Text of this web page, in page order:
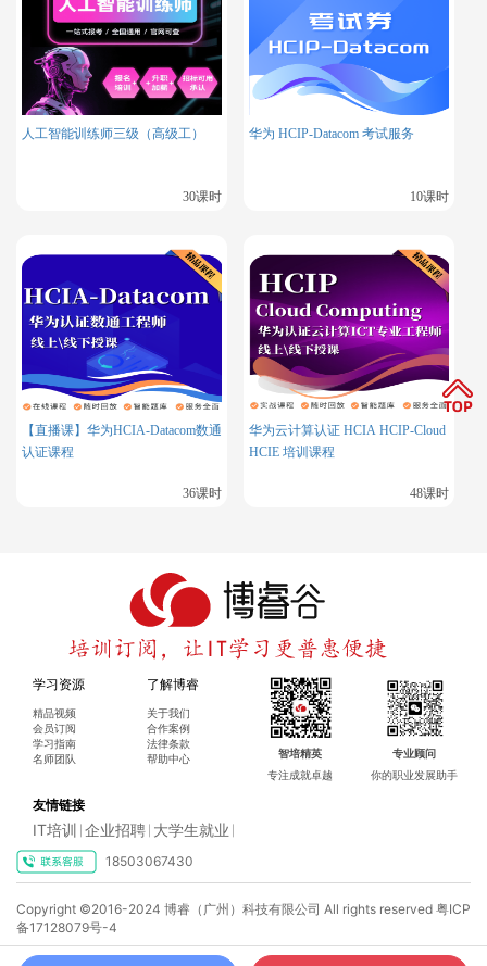
提供了更广阔的市场空间和发展机遇。
更多相关内容
华为认证体系： HCIA、HCIP、HCIE
人工智能训练师三级（高级工）
30课时
华为 HCIP-Datacom 考试服务
10课时
【直播课】华为HCIA-Datacom数通
认证课程
36课时
华为云计算认证 HCIA HCIP-Cloud
HCIE 培训课程
48课时
学习资源
精品视频
会员订阅
学习指南
名师团队
了解博睿
关于我们
合作案例
法律条款
帮助中心
智培精英
专注成就卓越
专业顾问
你的职业发展助手
友情链接
IT培训 企业招聘 大学生就业
18503067430
Copyright ©2016-2024 博睿（广州）科技有限公司 All rights reserved 粤ICP
备17128079号-4
×
博睿谷IT培训订阅，你想了解什么课程呢?